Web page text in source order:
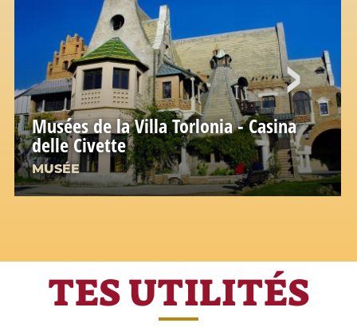
Musées de la Villa Torlonia - Casina
delle Civette
MUSÉE
TES UTILITÉS